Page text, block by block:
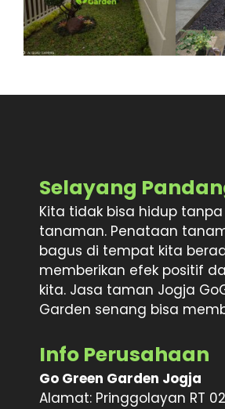
Selayang
Kita tidak bisa hidup
tanaman. Penataan
bagus di tempat kita
memberikan efek positif
kita. Jasa taman Jogja
Garden senang bisa
Info Perusahaan
Go Green Garden Jogja
Alamat: Pringgolayan RT